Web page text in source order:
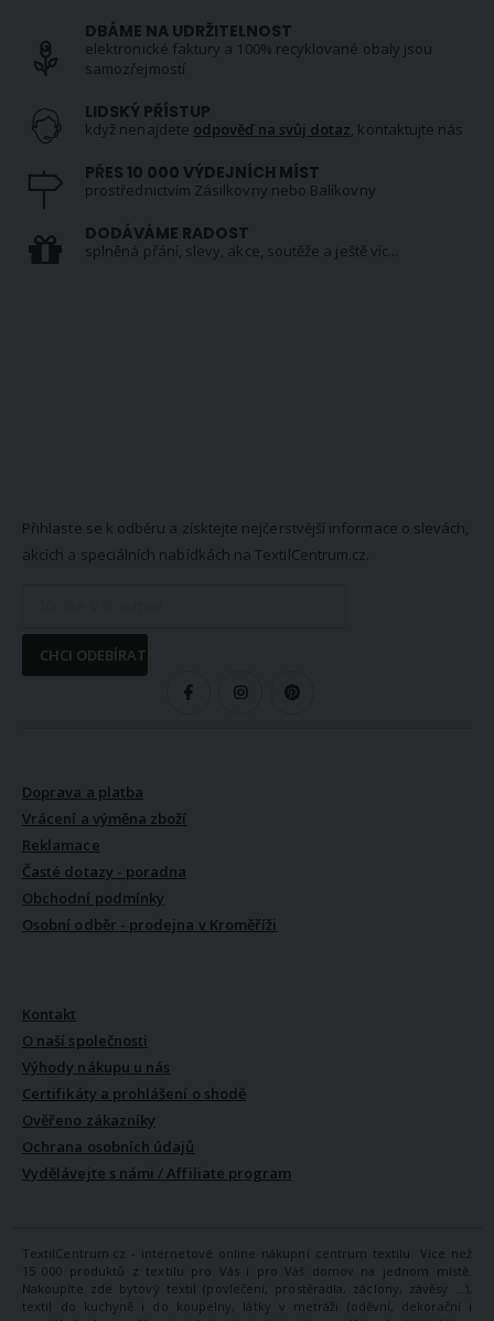
DBÁME NA UDRŽITELNOST
elektronické faktury a 100% recyklované obaly jsou
samozřejmostí
LIDSKÝ PŘÍSTUP
když nenajdete odpověď na svůj dotaz, kontaktujte nás
PŘES 10 000 VÝDEJNÍCH MÍST
prostřednictvím Zásilkovny nebo Balíkovny
DODÁVÁME RADOST
splněná přání, slevy, akce, soutěže a ještě víc...
Přihlaste se k odběru a získtejte nejčerstvější informace o slevách,
akcích a speciálních nabídkách na TextilCentrum.cz.
CHCI ODEBÍRAT
Doprava a platba
Vrácení a výměna zboží
Reklamace
Časté dotazy - poradna
Obchodní podmínky
Osobní odběr - prodejna v Kroměříži
Kontakt
O naší společnosti
Výhody nákupu u nás
Certifikáty a prohlášení o shodě
Ověřeno zákazníky
Ochrana osobních údajů
Vydělávejte s námi / Affiliate program
TextilCentrum.cz - internetové online nákupní centrum textilu. Více než
15 000 produktů z textilu pro Vás i pro Váš domov na jednom místě.
Nakoupíte zde bytový textil (povlečení, prostěradla, záclony, závěsy ...),
textil do kuchyně i do koupelny, látky v metráži (oděvní, dekorační i